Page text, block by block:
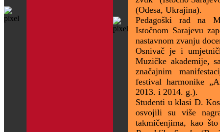
(Odesa, Ukrajina).
Pedagoški rad na
Istočnom Sarajevu
nastavnom zvanju
Osnivač je i
Muzičke akademije,
značajnim
festival harmonike
2013. i 2014. g.).
Studenti u klasi D.
osvojili su više
takmičenjima, kao